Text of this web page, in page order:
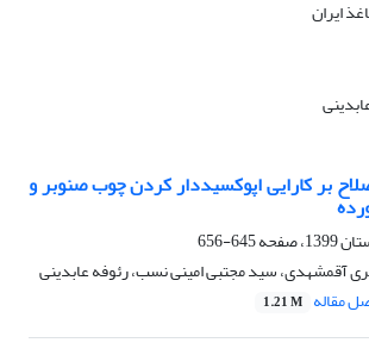
بر کارایی اپوکسیددار کردن چوب صنوبر و
645-656
آقمشهدی، سید مجتبی امینی نسب، رئوفه عابدینی
مقاله 1.21 M